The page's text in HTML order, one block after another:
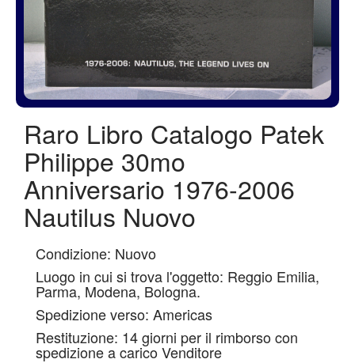
Raro Libro Catalogo Patek
Philippe 30mo
Anniversario 1976-2006
Nautilus Nuovo
Condizione: Nuovo
Luogo in cui si trova l'oggetto: Reggio Emilia,
Parma, Modena, Bologna.
Spedizione verso: Americas
Restituzione: 14 giorni per il rimborso con
spedizione a carico Venditore